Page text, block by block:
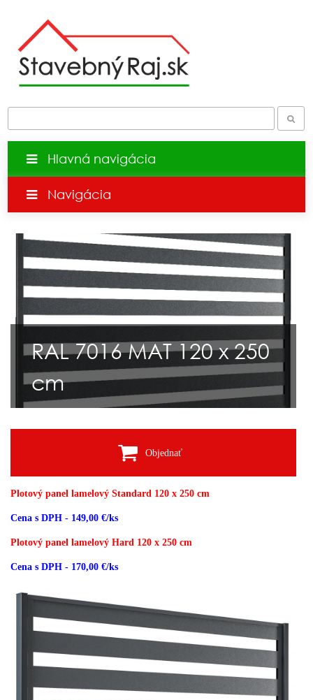
Hlavná navigácia
Navigácia
RAL 7016 MAT 120 x 250
cm
Objednať
Plotový panel lamelový Standard 120 x 250 cm
Cena s DPH - 149,00 €/ks
Plotový panel lamelový Hard 120 x 250 cm
Cena s DPH - 170,00 €/ks